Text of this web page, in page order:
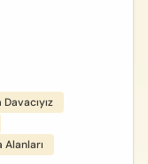
Alanları